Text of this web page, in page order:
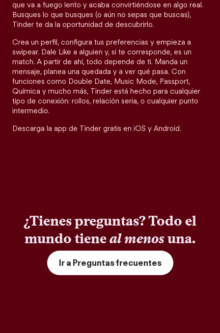
que va a fuego lento y acaba convirtiéndose en algo real.
Busques lo que busques (o aún no sepas que buscas),
Tinder te da la oportunidad de descubrirlo.
Crea un perfil, configura tus preferencias y empieza a
swipear. Dale Like a alguien y, si te corresponde, es un
match. A partir de ahí, todo depende de ti. Manda un
mensaje, planea una quedada y a ver qué pasa. Con
funciones como Double Date, Music Mode, Passport,
Química y mucho más, Tinder está hecho para cualquier
tipo de conexión: rollos, relación seria, o cualquier punto
intermedio.
Descarga la app de Tinder gratis en iOS y Android.
¿Tienes preguntas? Todo el
mundo tieneal menosuna.
Ir a Preguntas frecuentes